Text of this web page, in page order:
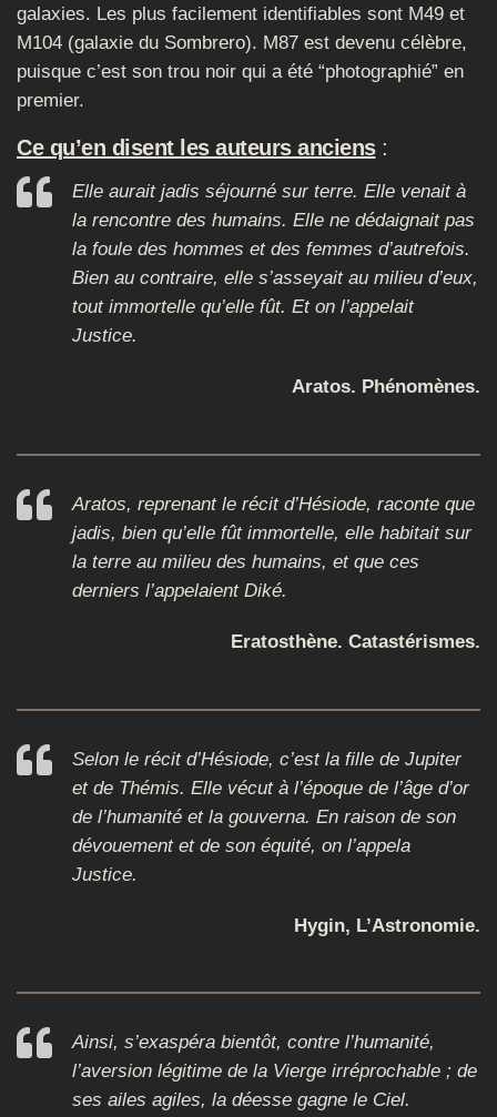
galaxies. Les plus facilement identifiables sont M49 et
M104 (galaxie du Sombrero). M87 est devenu célèbre,
puisque c’est son trou noir qui a été “photographié” en
premier.
Ce qu’en disent les auteurs anciens:
Elle aurait jadis séjourné sur terre. Elle venait à
la rencontre des humains. Elle ne dédaignait pas
la foule des hommes et des femmes d’autrefois.
Bien au contraire, elle s’asseyait au milieu d’eux,
tout immortelle qu’elle fût. Et on l’appelait
Justice.
Aratos. Phénomènes.
Aratos, reprenant le récit d’Hésiode, raconte que
jadis, bien qu’elle fût immortelle, elle habitait sur
la terre au milieu des humains, et que ces
derniers l’appelaient Diké.
Eratosthène. Catastérismes.
Selon le récit d’Hésiode, c’est la fille de Jupiter
et de Thémis. Elle vécut à l’époque de l’âge d’or
de l’humanité et la gouverna. En raison de son
dévouement et de son équité, on l’appela
Justice.
Hygin, L’Astronomie.
Ainsi, s’exaspéra bientôt, contre l’humanité,
l’aversion légitime de la Vierge irréprochable ; de
ses ailes agiles, la déesse gagne le Ciel.